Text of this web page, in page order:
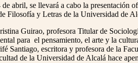
abril, se llevará a cabo la presentación
Filosofía y Letras de la Universidad de
Guirao, profesora Titular de
para el pensamiento, el arte y la
Santiago, escritora y profesora de la
de la Universidad de Alcalá hace